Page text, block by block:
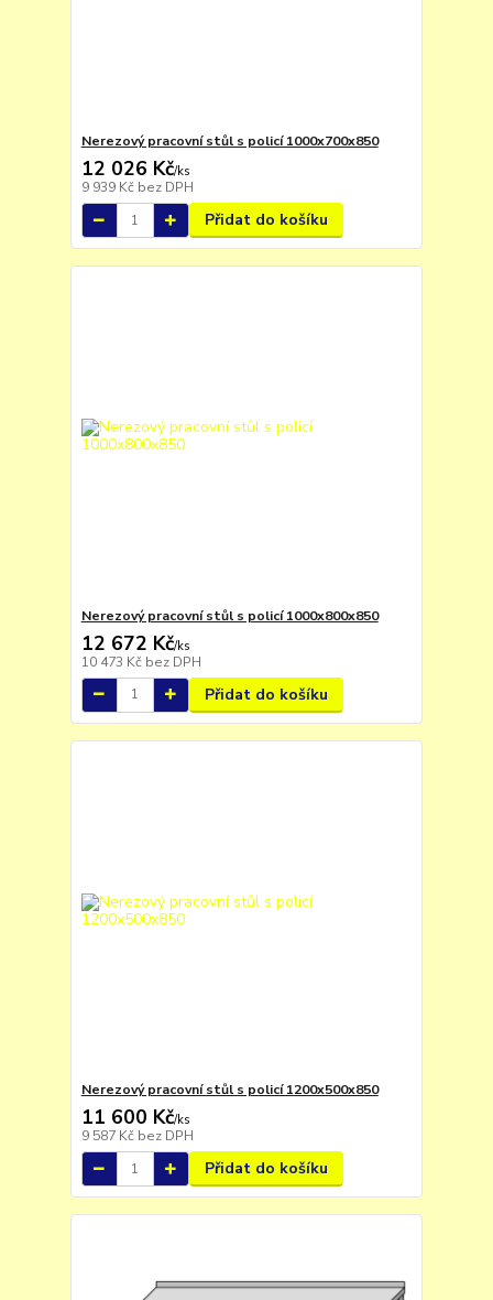
Nerezový pracovní stůl s policí 1000x700x850
12 026 Kč/ks
9 939 Kč bez DPH
Přidat do košíku
Nerezový pracovní stůl s policí 1000x800x850
12 672 Kč/ks
10 473 Kč bez DPH
Přidat do košíku
Nerezový pracovní stůl s policí 1200x500x850
11 600 Kč/ks
9 587 Kč bez DPH
Přidat do košíku